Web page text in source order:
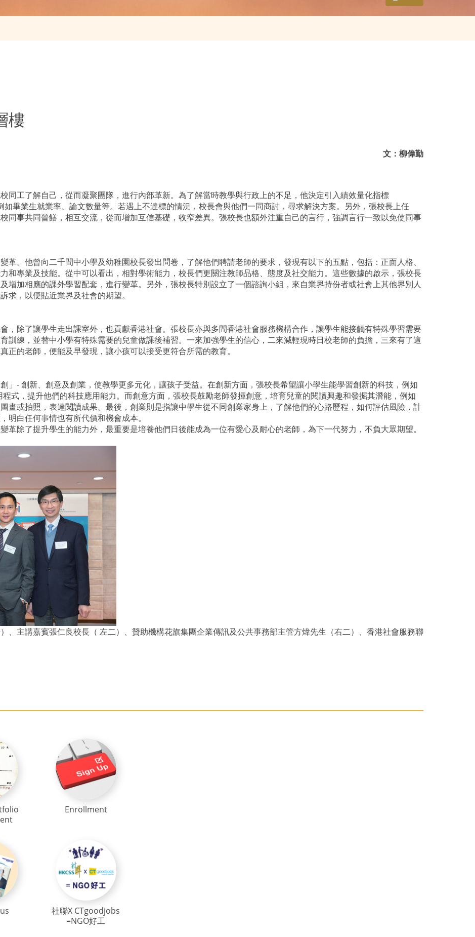
樓
文：柳偉勤
同工了解自己，從而凝聚團隊，進行內部革新。為了解當時教學與行政上的不足，他決定引入績效量化指標
如畢業生就業率、論文數量等。若遇上不達標的情況，校長會與他們一同商討，尋求解決方案。另外，張校長上任
同事共同晉饍，相互交流，從而增加互信基礎，收窄差異。張校長也額外注重自己的言行，強調言行一致以免使同事
革。他曾向二千間中小學及幼稚園校長發出問卷，了解他們聘請老師的要求，發現有以下的五點，包括：正面人格、
和專業及技能。從中可以看出，相對學術能力，校長們更關注教師品格、態度及社交能力。這些數據的啟示，張校長
增加相應的課外學習配套，進行變革。另外，張校長特別設立了一個諮詢小組，來自業界持份者或社會上其他界別人
求，以便貼近業界及社會的期望。
，除了讓學生走出課室外，也貢獻香港社會。張校長亦與多間香港社會服務機構合作，讓學生能接觸有特殊學習需要
訓練，並替中小學有特殊需要的兒童做課後補習。一來加強學生的信心，二來減輕現時日校老師的負擔，三來有了這
正的老師，便能及早發現，讓小孩可以接受更符合所需的教育。
」- 創新、創意及創業，使教學更多元化，讓孩子受益。在創新方面，張校長希望讓小學生能學習創新的科技，例如
式，提升他們的科技應用能力。而創意方面，張校長鼓勵老師發揮創意，培育兒童的閱讀興趣和發掘其潛能，例如
畫或拍照，表達閱讀成果。最後，創業則是指讓中學生從不同創業家身上，了解他們的心路歷程，如何評估風險，計
明白任何事情也有所代價和機會成本。
革除了提升學生的能力外，最重要是培養他們日後能成為一位有愛心及耐心的老師，為下一代努力，不負大眾期望。
、主講嘉賓張仁良校長（ 左二）、贊助機構花旗集團企業傳訊及公共事務部主管方煒先生（右二）、香港社會服務聯
Enrollment
社聯X CTgoodjobs
=NGO好工